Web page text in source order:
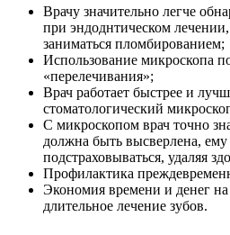
Врачу значительно легче
при эндоднтическом
заниматься пломбированием;
Использование микроскопа
«перелечивания»;
Врач работает быстрее и
стоматологический
С микроскопом врач точно
должна быть высверлена, ему
подстраховываться, удаляя
Профилактика
Экономия времени и денег на
длительное лечение зубов.